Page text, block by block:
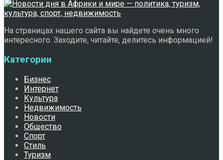
На страницах нашего сайта вы найдете очень много
интересного. Заходите, читайте, делитесь информацией!
Категории
Бизнес
Интернет
Культура
Недвижимость
Новости
Общество
Спорт
Стиль
Туризм